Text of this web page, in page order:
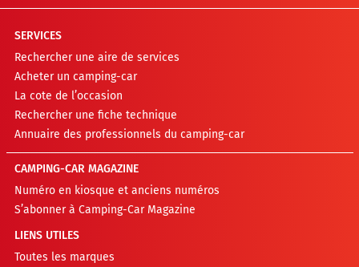
SERVICES
Rechercher une aire de services
Acheter un camping-car
La cote de l’occasion
Rechercher une fiche technique
Annuaire des professionnels du camping-car
CAMPING-CAR MAGAZINE
Numéro en kiosque et anciens numéros
S’abonner à Camping-Car Magazine
LIENS UTILES
Toutes les marques